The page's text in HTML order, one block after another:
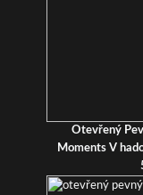
Otevřený
Moments V